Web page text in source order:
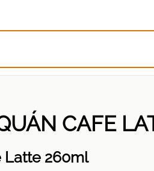
CAFE
Latte 260ml